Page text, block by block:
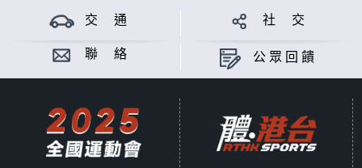
交 通 社 交
聯 絡 公眾回饋